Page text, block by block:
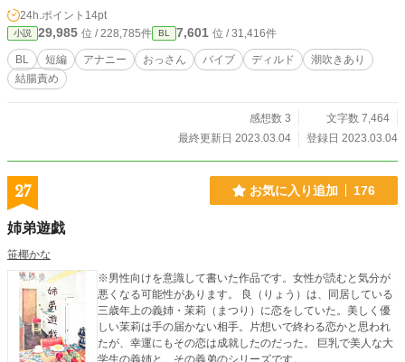
24h.ポイント 14pt
小説 29,985 位 / 228,785件 BL 7,601 位 / 31,416件
BL 短編 アナニー おっさん バイブ ディルド
潮吹きあり
結腸責め
感想数 3
文字数 7,464
最終更新日 2023.03.04
登録日 2023.03.04
27 お気に入り追加 176
姉弟遊戯
笹椰かな
※男性向けを意識して書いた作品です。女性が読むと気分が
悪くなる可能性があります。 良（りょう）は、同居している
三歳年上の義姉・茉莉（まつり）に恋をしていた。美しく優
しい茉莉は手の届かない相手。片想いで終わる恋かと思われ
たが、幸運にもその恋は成就したのだった。 巨乳で美人な大
学生の義姉と、その義弟のシリーズです。